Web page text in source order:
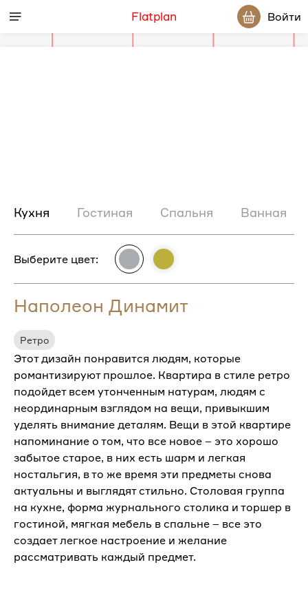
Flatplan Войти
Кухня Гостиная Спальня Ванная
Выберите цвет:
Наполеон Динамит
Ретро
Этот дизайн понравится людям, которые
романтизируют прошлое. Квартира в стиле ретро
подойдет всем утонченным натурам, людям с
неординарным взглядом на вещи, привыкшим
уделять внимание деталям. Вещи в этой квартире
напоминание о том, что все новое – это хорошо
забытое старое, в них есть шарм и легкая
ностальгия, в то же время эти предметы снова
актуальны и выглядят стильно. Столовая группа
на кухне, форма журнального столика и торшер в
гостиной, мягкая мебель в спальне – все это
создает легкое настроение и желание
рассматривать каждый предмет.